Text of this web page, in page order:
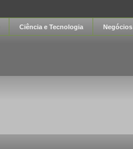
Ciência e Tecnologia Negócios